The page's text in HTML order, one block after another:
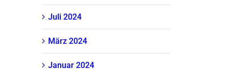
Juli 2024
März 2024
Januar 2024